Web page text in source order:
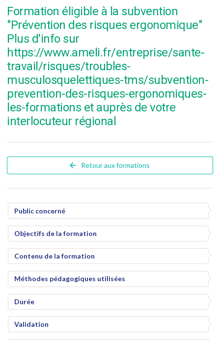
Formation éligible à la subvention
"Prévention des risques ergonomique"
Plus d'info sur
https://www.ameli.fr/entreprise/sante-
travail/risques/troubles-
musculosquelettiques-tms/subvention-
prevention-des-risques-ergonomiques-
les-formations et auprès de votre
interlocuteur régional
Retour aux formations
Public concerné
Objectifs de la formation
Contenu de la formation
Méthodes pédagogiques utilisées
Durée
Validation